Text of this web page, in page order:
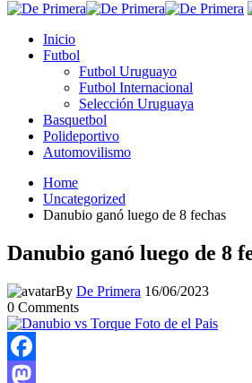
Inicio
Futbol
Futbol Uruguayo
Futbol Internacional
Selección Uruguaya
Basquetbol
Polideportivo
Automovilismo
Home
Uncategorized
Danubio ganó luego de 8 fechas
Danubio ganó luego de 8
By De Primera 16/06/2023
0 Comments
Facebook